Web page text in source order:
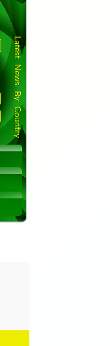
Latest News By Country